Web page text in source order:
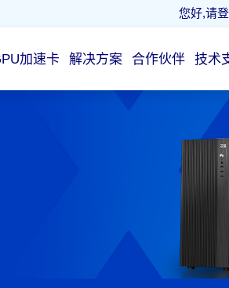
您好,请
加速卡 解决方案 合作伙伴 技术